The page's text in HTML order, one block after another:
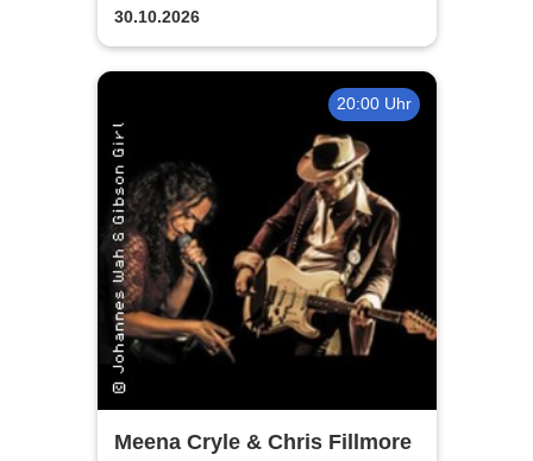
30.10.2026
20:00 Uhr
Meena Cryle & Chris Fillmore